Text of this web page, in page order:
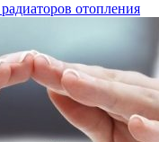
отопления